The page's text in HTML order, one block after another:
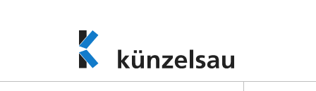
www.kuenzelsau.de
(zur
Startseite)